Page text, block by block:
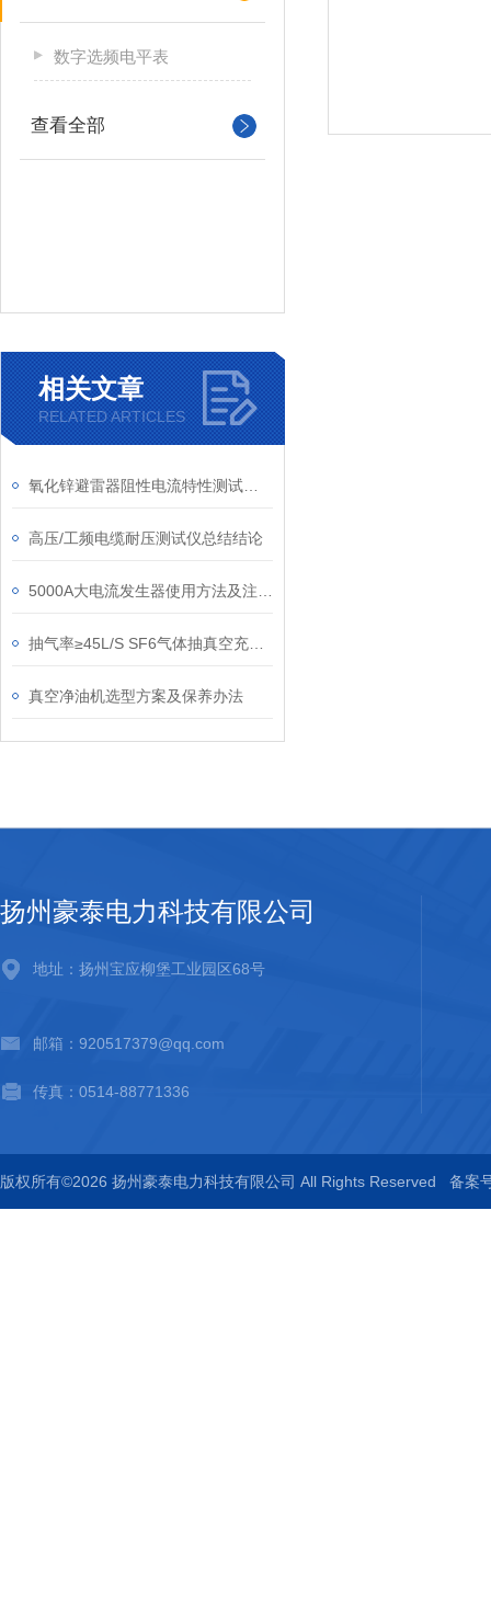
数字选频电平表
查看全部
相关文章
RELATED ARTICLES
高压/工频电缆耐压测试仪总结结论
真空净油机选型方案及保养办法
扬州豪泰电力科技有限公司
地址：扬州宝应柳堡工业园区68号
邮箱：920517379@qq.com
传真：0514-88771336
版权所有©2026 扬州豪泰电力科技有限公司 All Rights Reserved 备案